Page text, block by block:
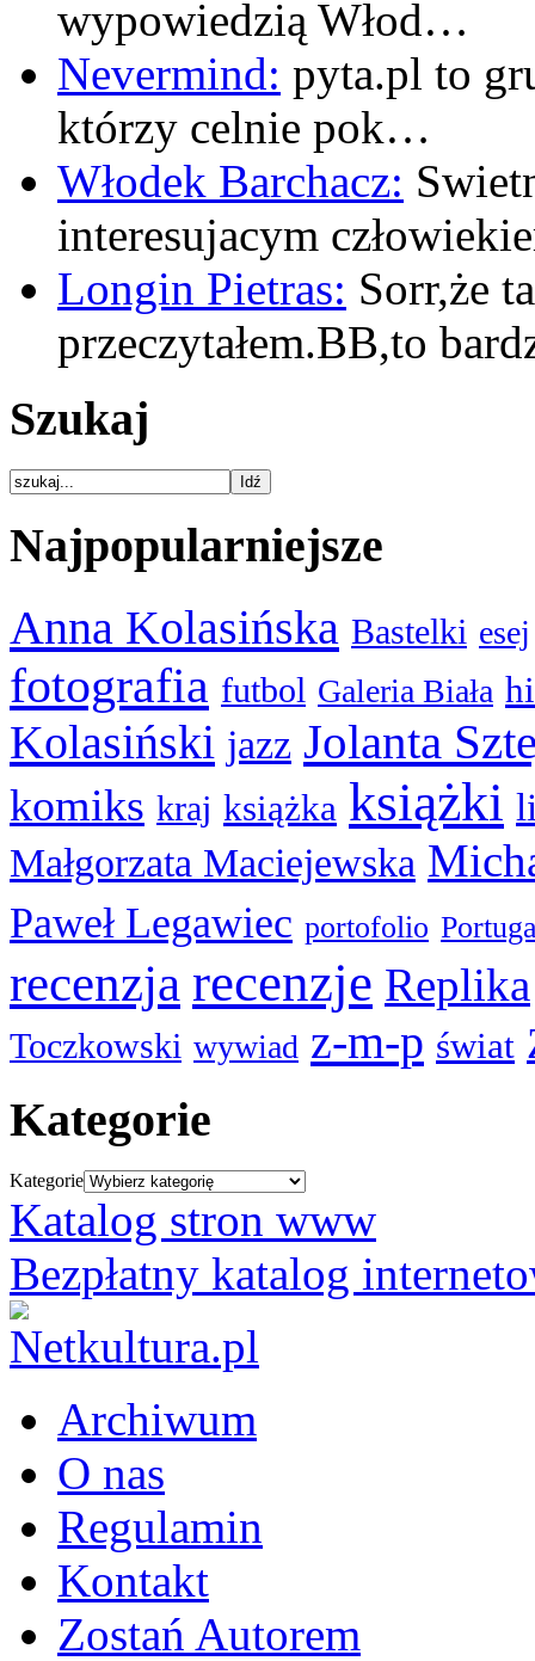
wypowiedzią Włod…
Nevermind: pyta.pl to
którzy celnie pok…
Włodek Barchacz:
interesujacym
Longin Pietras: Sorr,że
przeczytałem.BB,to
Szukaj
Najpopularniejsze
Anna Kolasińska Bastelki esej
fotografia futbol Galeria Biała
Kolasiński jazz Jolanta
komiks kraj książka książki
Małgorzata Maciejewska
Paweł Legawiec portofolio
recenzja recenzje Replika
Toczkowski wywiad z-m-p świat
Kategorie
Kategorie
Katalog stron www
Bezpłatny katalog
Archiwum
O nas
Regulamin
Kontakt
Zostań Autorem